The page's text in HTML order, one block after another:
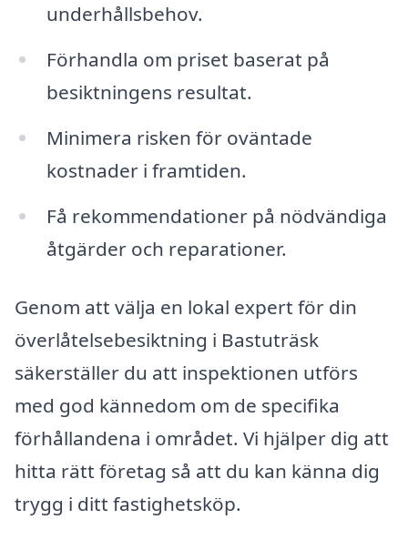
underhållsbehov.
Förhandla om priset baserat på
besiktningens resultat.
Minimera risken för oväntade
kostnader i framtiden.
Få rekommendationer på nödvändiga
åtgärder och reparationer.
Genom att välja en lokal expert för din
överlåtelsebesiktning i Bastuträsk
säkerställer du att inspektionen utförs
med god kännedom om de specifika
förhållandena i området. Vi hjälper dig att
hitta rätt företag så att du kan känna dig
trygg i ditt fastighetsköp.